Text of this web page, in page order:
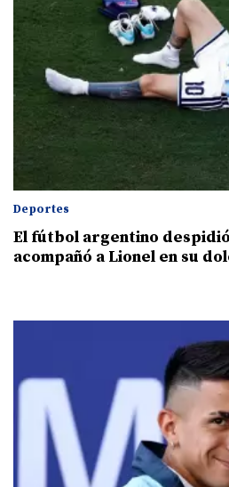
Deportes
El fútbol argentino
acompañó a Lionel en su